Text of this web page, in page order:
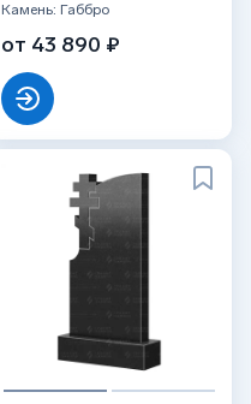
Камень: Габбро
от 43 890 ₽